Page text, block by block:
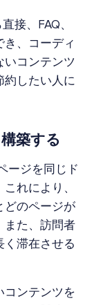
接、FAQ、
、コーディ
いコンテンツ
約したい人に
築する
ージを同じド
れにより、
どのページが
また、訪問者
く滞在させる
コンテンツを